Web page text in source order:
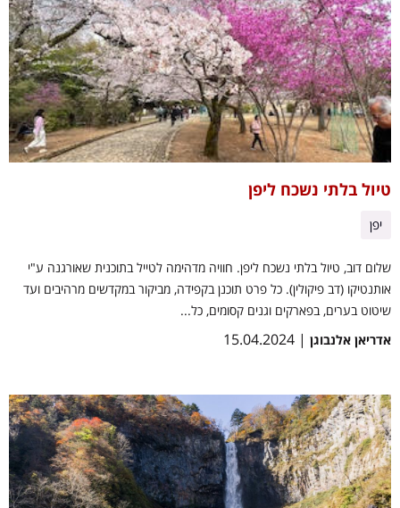
טיול בלתי נשכח ליפן
יפן
שלום דוב, טיול בלתי נשכח ליפן. חוויה מדהימה לטייל בתוכנית שאורגנה ע"י
אותנטיקו (דב פיקולין). כל פרט תוכנן בקפידה, מביקור במקדשים מרהיבים ועד
שיטוט בערים, בפארקים וגנים קסומים, כל...
אדריאן אלנבוגן | 15.04.2024